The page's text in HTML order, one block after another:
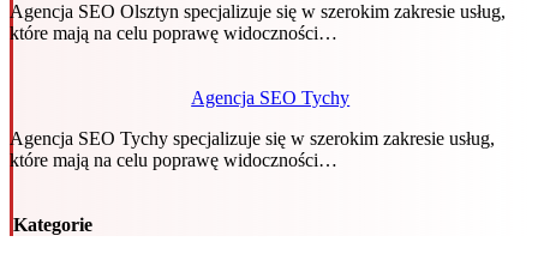
Agencja SEO Olsztyn specjalizuje się w szerokim zakresie usług,
które mają na celu poprawę widoczności…
Agencja SEO Tychy
Agencja SEO Tychy specjalizuje się w szerokim zakresie usług,
które mają na celu poprawę widoczności…
Kategorie